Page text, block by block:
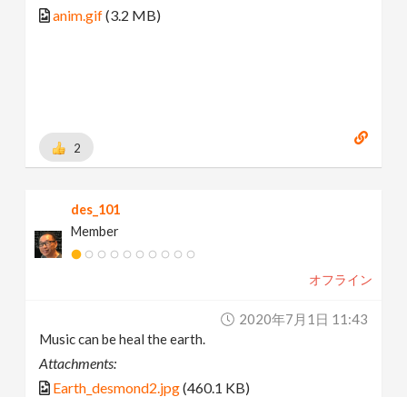
anim.gif(3.2 MB)
2
des_101
Member
オフライン
2020年7月1日 11:43
Music can be heal the earth.
Attachments:
Earth_desmond2.jpg(460.1 KB)